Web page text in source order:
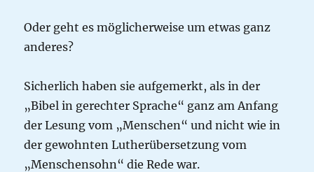
Oder geht es möglicherweise um etwas ganz
anderes?
Sicherlich haben sie aufgemerkt, als in der
„Bibel in gerechter Sprache“ ganz am Anfang
der Lesung vom „Menschen“ und nicht wie in
der gewohnten Lutherübersetzung vom
„Menschensohn“ die Rede war.